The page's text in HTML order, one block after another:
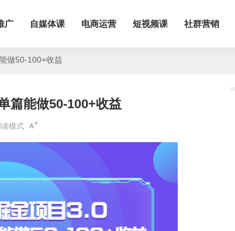
广 自媒体课 电商运营 短视频课 社群营销
做50-100+收益
篇能做50-100+收益
读模式